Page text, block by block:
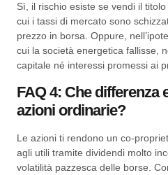
Sì, il rischio esiste se vendi il
cui i tassi di mercato sono
prezzo in borsa. Oppure,
cui la società energetica fallisse,
capitale né interessi promessi ai
FAQ 4: Che differenza
azioni ordinarie?
Le azioni ti rendono un co-
agli utili tramite dividendi molto
volatilità pazzesca delle borse.